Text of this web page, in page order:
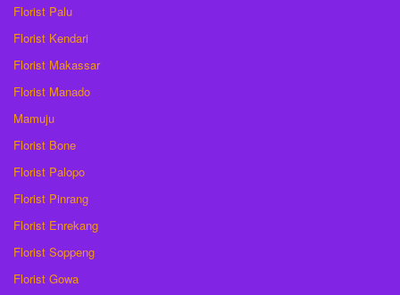
Florist Palu
Florist Kendari
Florist Makassar
Florist Manado
Mamuju
Florist Bone
Florist Palopo
Florist Pinrang
Florist Enrekang
Florist Soppeng
Florist Gowa